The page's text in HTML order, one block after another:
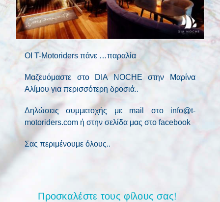
ΟΙ T-Motoriders πάνε …παραλία
Μαζευόμαστε στο DIA NOCHE στην Μαρίνα
Αλίμου για περισσότερη δροσιά..
Δηλώσεις συμμετοχής με mail στο info@t-
motoriders.comή στην σελίδα μας στο facebook
Σας περιμένουμε όλους..
Προσκαλέστε τους φίλους σας!